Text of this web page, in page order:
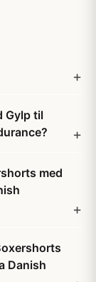
Gylp til
med
Danish